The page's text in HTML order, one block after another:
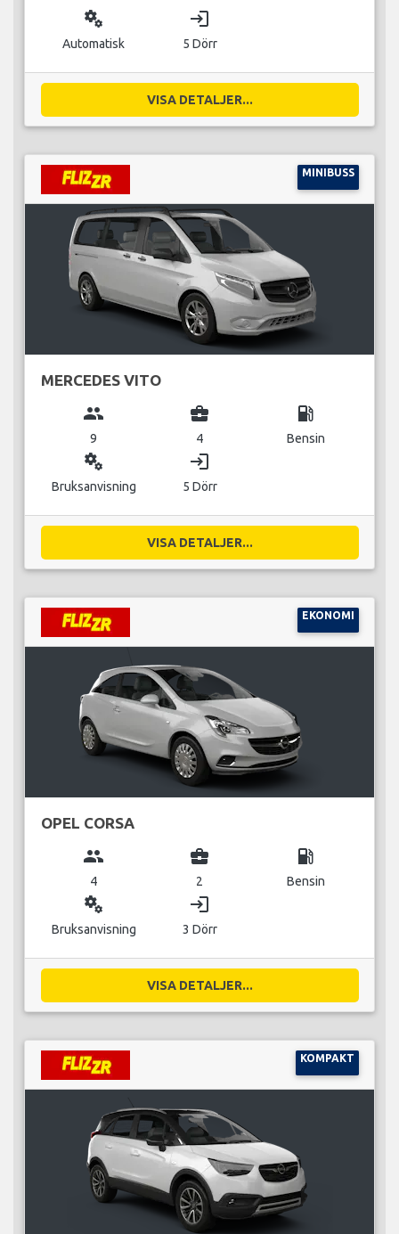
miscellaneous_services
Automatisk
login
5 Dörr
VISA DETALJER...
MINIBUSS
MERCEDES VITO
group
9
business_center
4
local_gas_station
Bensin
miscellaneous_services
Bruksanvisning
login
5 Dörr
VISA DETALJER...
EKONOMI
OPEL CORSA
group
4
business_center
2
local_gas_station
Bensin
miscellaneous_services
Bruksanvisning
login
3 Dörr
VISA DETALJER...
KOMPAKT